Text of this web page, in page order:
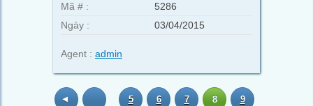
Mã # :
5286
Ngày :
03/04/2015
Agent : admin
5 6 7 8 9